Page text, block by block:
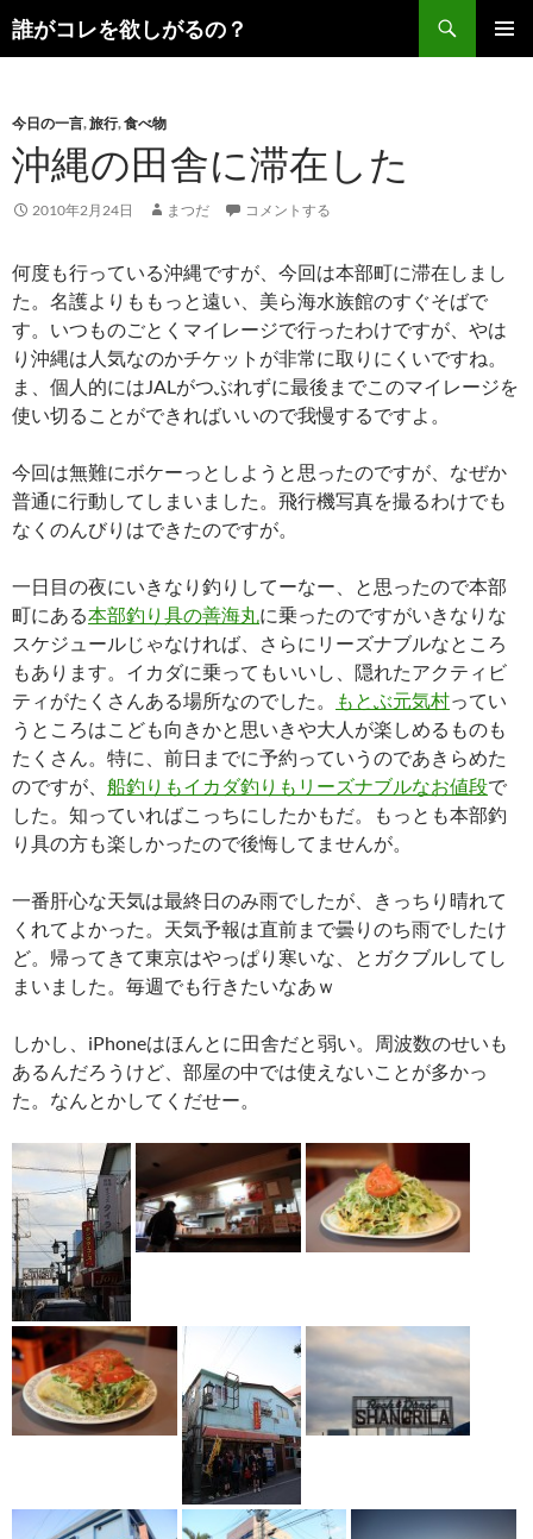
コ
ン
ツ
へ
ス
キ
プ
誰がコレを欲しがるの？
検
索
今日の一言,旅行,食べ物
沖縄の田舎に滞在した
2010年2月24日 まつだ コメントする
何度も行っている沖縄ですが、今回は本部町に滞在しまし
た。名護よりももっと遠い、美ら海水族館のすぐそばで
す。いつものごとくマイレージで行ったわけですが、やは
り沖縄は人気なのかチケットが非常に取りにくいですね。
ま、個人的にはJALがつぶれずに最後までこのマイレージを
使い切ることができればいいので我慢するですよ。
今回は無難にボケーっとしようと思ったのですが、なぜか
普通に行動してしまいました。飛行機写真を撮るわけでも
なくのんびりはできたのですが。
一日目の夜にいきなり釣りしてーなー、と思ったので本部
町にある本部釣り具の善海丸に乗ったのですがいきなりな
スケジュールじゃなければ、さらにリーズナブルなところ
もあります。イカダに乗ってもいいし、隠れたアクティビ
ティがたくさんある場所なのでした。
もとぶ元気村ってい
うところはこども向きかと思いきや大人が楽しめるものも
たくさん。特に、前日までに予約っていうのであきらめた
のですが、 船釣りもイカダ釣りもリーズナブルなお値段で
した。知っていればこっちにしたかもだ。もっとも本部釣
り具の方も楽しかったので後悔してませんが。
一番肝心な天気は最終日のみ雨でしたが、きっちり晴れて
くれてよかった。天気予報は直前まで曇りのち雨でしたけ
ど。帰ってきて東京はやっぱり寒いな、とガクブルしてし
まいました。毎週でも行きたいなあｗ
しかし、iPhoneはほんとに田舎だと弱い。周波数のせいも
あるんだろうけど、部屋の中では使えないことが多かっ
た。なんとかしてくだせー。